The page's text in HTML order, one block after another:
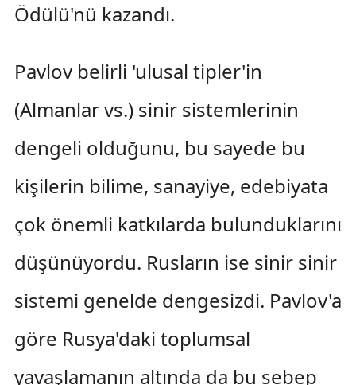
Ödülü'nü kazandı.
Pavlov belirli 'ulusal tipler'in
(Almanlar vs.) sinir sistemlerinin
dengeli olduğunu, bu sayede bu
kişilerin bilime, sanayiye, edebiyata
çok önemli katkılarda bulunduklarını
düşünüyordu. Rusların ise sinir sinir
sistemi genelde dengesizdi. Pavlov'a
göre Rusya'daki toplumsal
yavaşlamanın altında da bu sebep